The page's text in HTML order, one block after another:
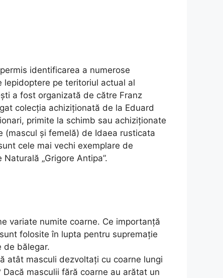
identificarea a numerose
lepidoptere pe teritoriul actual al
a fost organizată de către Franz
colecția achiziționată de la Eduard
primite la schimb sau achiziționate
(mascul și femelă) de Idaea rusticata
cele mai vechi exemplare de
„Grigore Antipa”.
variate numite coarne. Ce importanță
folosite în lupta pentru supremație
de bălegar.
atât masculi dezvoltați cu coarne lungi
masculii fără coarne au arătat un